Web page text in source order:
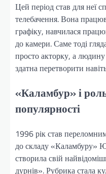
Цей період став для неї
телебачення. Вона
графіку, навчилася
до камери. Саме тоді
просто акторку, а
здатна перетворити
«Каламбур» і
популярності
1996 рік став
до складу «Каламбуру»
створила свій
дурнів». Рубрика стала